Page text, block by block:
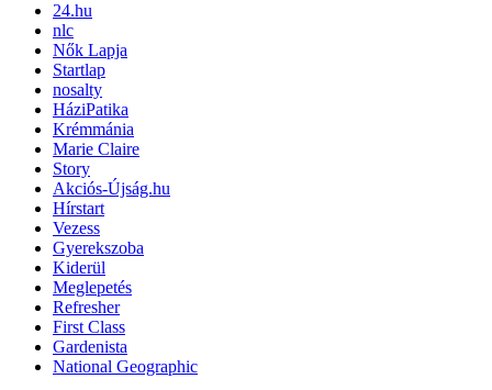
24.hu
nlc
Nők Lapja
Startlap
nosalty
HáziPatika
Krémmánia
Marie Claire
Story
Akciós-Újság.hu
Hírstart
Vezess
Gyerekszoba
Kiderül
Meglepetés
Refresher
First Class
Gardenista
National Geographic